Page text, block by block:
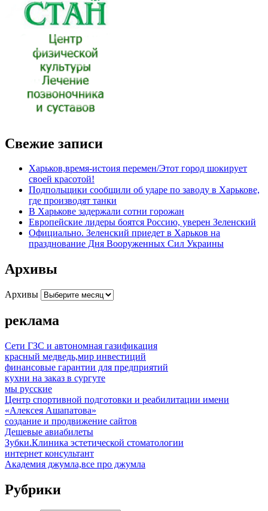
Свежие записи
Харьков,время-истоия перемен/Этот город шокирует
своей красотой!
Подпольщики сообщили об ударе по заводу в Харькове,
где производят танки
В Харькове задержали сотни горожан
Европейские лидеры боятся Россию, уверен Зеленский
Официально. Зеленский приедет в Харьков на
празднование Дня Вооруженных Сил Украины
Архивы
Архивы
реклама
Сети ГЗС и автономная газификация
красный медведь,мир инвестиций
финансовые гарантии для предприятий
кухни на заказ в сургуте
мы русские
Центр спортивной подготовки и реабилитации имени
«Алексея Ашапатова»
создание и продвижение сайтов
Дешевые авиабилеты
Зубки.Клиника эстетической стоматологии
интернет консультант
Академия джумла,все про джумла
Рубрики